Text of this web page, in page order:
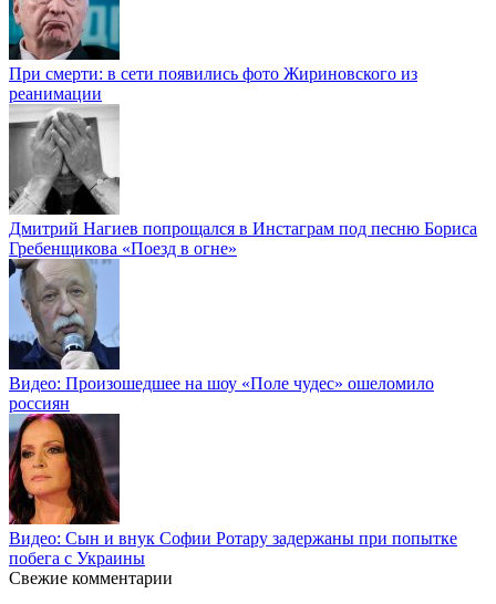
При смерти: в сети появились фото Жириновского из
реанимации
Дмитрий Нагиев попрощался в Инстаграм под песню Бориса
Гребенщикова «Поезд в огне»
Видео: Произошедшее на шоу «Поле чудес» ошеломило
россиян
Видео: Сын и внук Софии Ротару задержаны при попытке
побега с Украины
Свежие комментарии